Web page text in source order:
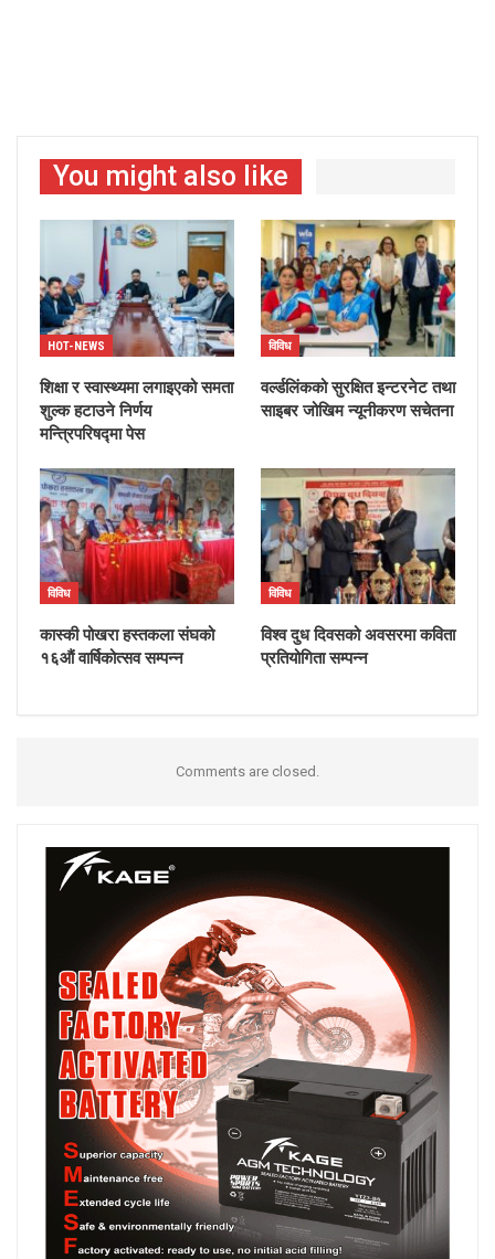
You might also like
HOT-NEWS
शिक्षा र स्वास्थ्यमा लगाइएको समता
शुल्क हटाउने निर्णय
मन्त्रिपरिषद्मा पेस
विविध
वर्ल्डलिंकको सुरक्षित इन्टरनेट तथा
साइबर जोखिम न्यूनीकरण सचेतना
विविध
कास्की पोखरा हस्तकला संघको
१६औं वार्षिकोत्सव सम्पन्न
विविध
विश्व दुध दिवसको अवसरमा कविता
प्रतियोगिता सम्पन्न
Comments are closed.